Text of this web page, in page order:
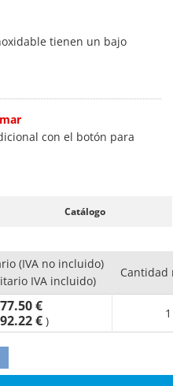
tienen un bajo
para aplicaciones en las
con el botón para
Catálogo
(IVA no incluido)
IVA incluido)
Cantidad
77.50 €
92.22 € )